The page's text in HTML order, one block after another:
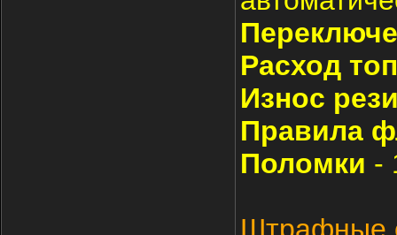
Расход
Износ
Правила
Поломки -